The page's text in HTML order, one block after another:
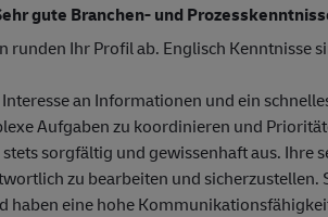
gute Branchen- und
Ihr Profil ab. Englisch Kenntnisse
an Informationen und ein
Aufgaben zu koordinieren und
sorgfältig und gewissenhaft aus. Ihre
zu bearbeiten und sicherzustellen.
haben eine hohe